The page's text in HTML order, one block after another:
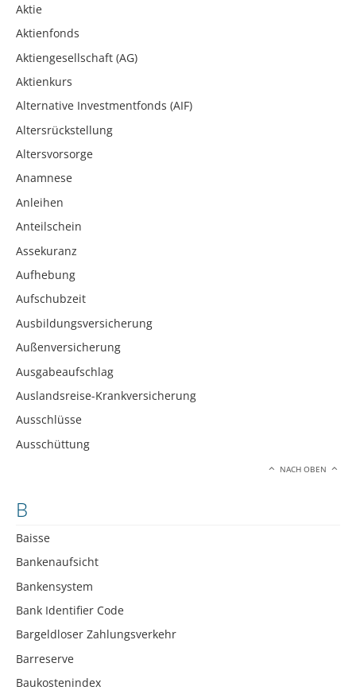
Aktie
Aktienfonds
Aktiengesellschaft (AG)
Aktienkurs
Alternative Investmentfonds (AIF)
Altersrückstellung
Altersvorsorge
Anamnese
Anleihen
Anteilschein
Assekuranz
Aufhebung
Aufschubzeit
Ausbildungsversicherung
Außenversicherung
Ausgabeaufschlag
Auslandsreise-Krankversicherung
Ausschlüsse
Ausschüttung
NACH OBEN
B
Baisse
Bankenaufsicht
Bankensystem
Bank Identifier Code
Bargeldloser Zahlungsverkehr
Barreserve
Baukostenindex